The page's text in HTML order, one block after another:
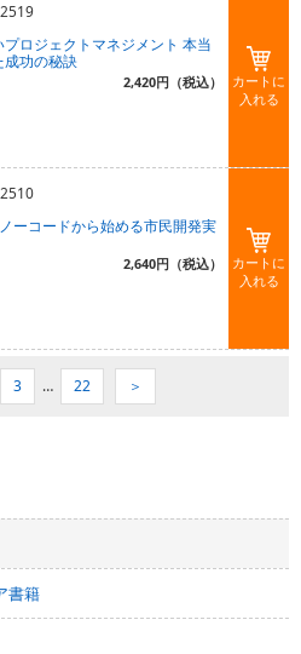
カートに
入れる
ロジェクトマネジメント 本当
成功の秘訣
2,420円（税込）
カートに
入れる
ーコードから始める市民開発実
2,640円（税込）
3 … 22 ＞
書籍